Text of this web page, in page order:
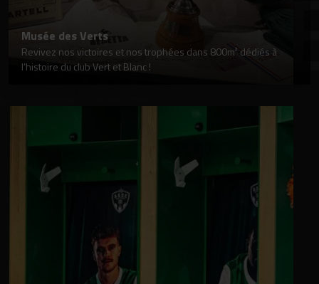
Musée des Verts
Revivez nos victoires et nos trophées dans 800m² dédiés à
l’histoire du club Vert et Blanc !